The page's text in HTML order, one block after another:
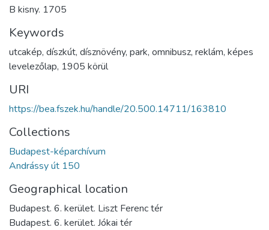
B kisny. 1705
Keywords
utcakép, díszkút, dísznövény, park, omnibusz, reklám, képes
levelezőlap, 1905 körül
URI
https://bea.fszek.hu/handle/20.500.14711/163810
Collections
Budapest-képarchívum
Andrássy út 150
Geographical location
Budapest. 6. kerület. Liszt Ferenc tér
Budapest. 6. kerület. Jókai tér